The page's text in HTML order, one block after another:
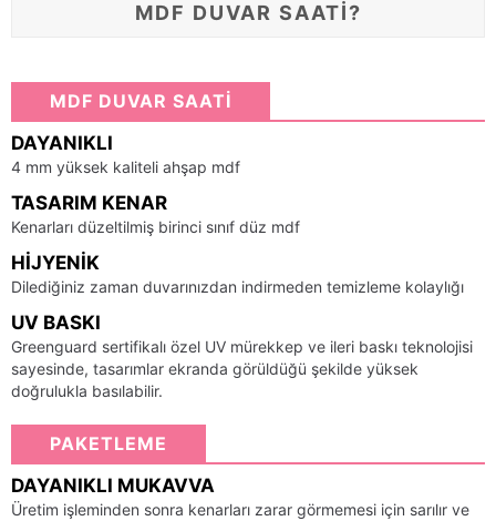
MDF DUVAR SAATİ?
MDF DUVAR SAATİ
DAYANIKLI
4 mm yüksek kaliteli ahşap mdf
TASARIM KENAR
Kenarları düzeltilmiş birinci sınıf düz mdf
HIJYENIK
Dilediğiniz zaman duvarınızdan indirmeden temizleme kolaylığı
UV BASKI
Greenguard sertifikalı özel UV mürekkep ve ileri baskı teknolojisi
sayesinde, tasarımlar ekranda görüldüğü şekilde yüksek
doğrulukla basılabilir.
PAKETLEME
DAYANIKLI MUKAVVA
Üretim işleminden sonra kenarları zarar görmemesi için sarılır ve